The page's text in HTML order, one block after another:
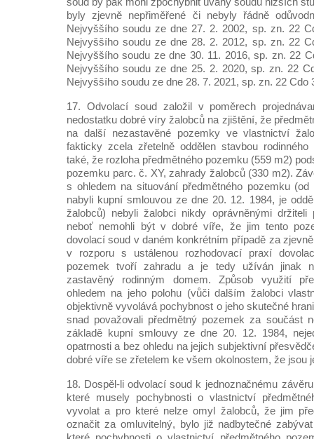
byly zjevně nepřiměřené či nebyly řádně
Nejvyššího soudu ze dne 27. 2. 2002, sp. zn. 22
Nejvyššího soudu ze dne 28. 2. 2012, sp. zn. 22
Nejvyššího soudu ze dne 30. 11. 2016, sp. zn. 22
Nejvyššího soudu ze dne 25. 2. 2020, sp. zn. 22
Nejvyššího soudu ze dne 28. 7. 2021, sp. zn. 22 Cdo
17. Odvolací soud založil v poměrech
nedostatku dobré víry žalobců na zjištění, že
na další nezastavěné pozemky ve vlastnictví
fakticky zcela zřetelně oddělen stavbou
také, že rozloha předmětného pozemku (559 m2)
pozemku parc. č. XY, zahrady žalobců (330 m2).
s ohledem na situování předmětného pozemku
nabyli kupní smlouvou ze dne 20. 12. 1984, je
žalobců) nebyli žalobci nikdy oprávněnými držiteli
neboť nemohli být v dobré víře, že jim tento
dovolací soud v daném konkrétním případě za
v rozporu s ustálenou rozhodovací praxí
pozemek tvoří zahradu a je tedy užíván jinak
zastavěný rodinným domem. Způsob využití
ohledem na jeho polohu (vůči dalším žalobci
objektivně vyvolává pochybnost o jeho skutečné
snad považovali předmětný pozemek za součást
základě kupní smlouvy ze dne 20. 12. 1984,
opatrnosti a bez ohledu na jejich subjektivní
dobré víře se zřetelem ke všem okolnostem, že jsou
18. Dospěl-li odvolací soud k jednoznačnému
které musely pochybnosti o vlastnictví
vyvolat a pro které nelze omyl žalobců, že jim
označit za omluvitelný, bylo již nadbytečné